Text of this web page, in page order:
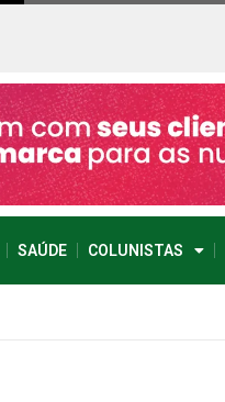
SAÚDE COLUNISTAS